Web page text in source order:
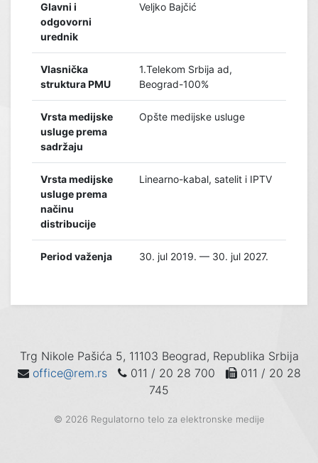
Glavni i
odgovorni
urednik
Veljko Bajčić
Vlasnička
struktura PMU
1.Telekom Srbija ad,
Beograd-100%
Vrsta medijske
usluge prema
sadržaju
Opšte medijske usluge
Vrsta medijske
usluge prema
načinu
distribucije
Linearno-kabal, satelit i IPTV
Period važenja 30. jul 2019. — 30. jul 2027.
Trg Nikole Pašića 5, 11103 Beograd, Republika Srbija
office@rem.rs
011 / 20 28 700
011 / 20 28
745
© 2026 Regulatorno telo za elektronske medije